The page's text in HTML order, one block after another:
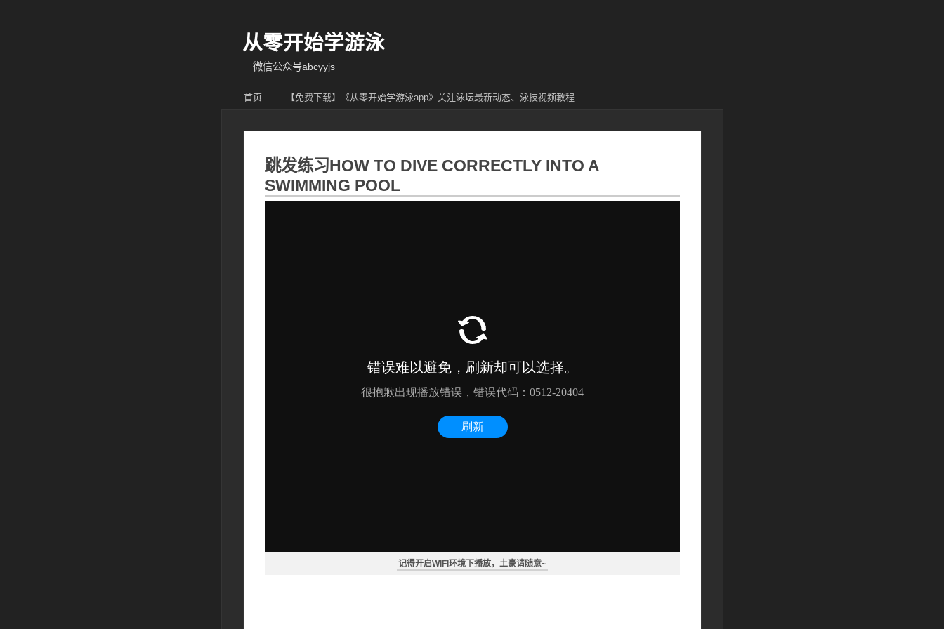
从零开始学游泳
微信公众号abcyyjs
首页 【免费下载】《从零开始学游泳app》关注泳坛最新动态、泳技视频教程
跳发练习HOW TO DIVE CORRECTLY INTO A
SWIMMING POOL
记得开启WIFI环境下播放，土豪请随意~